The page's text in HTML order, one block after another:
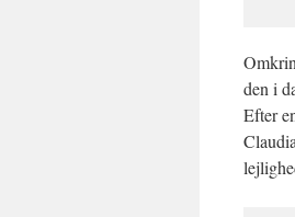
den i
Efter